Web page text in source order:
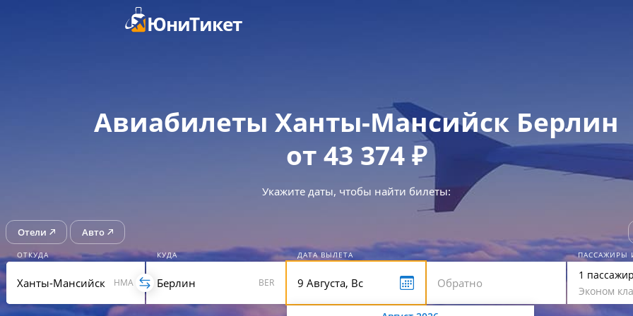
ЮниТикет
Авиабилеты Ханты-Мансийск Берлин
от 43 374 ₽
Укажите даты, чтобы найти билеты:
Отели Авто
ОТКУДА
HMA
КУДА
BER
ДАТА ВЫЛЕТА ПАССАЖИРЫ
1
Эконом